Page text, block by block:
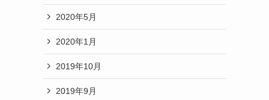
2020年5月
2020年1月
2019年10月
2019年9月